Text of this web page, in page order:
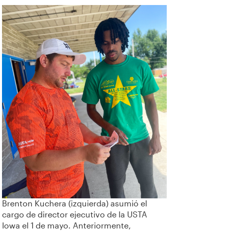
Brenton Kuchera (izquierda) asumió el
cargo de director ejecutivo de la USTA
Iowa el 1 de mayo. Anteriormente,